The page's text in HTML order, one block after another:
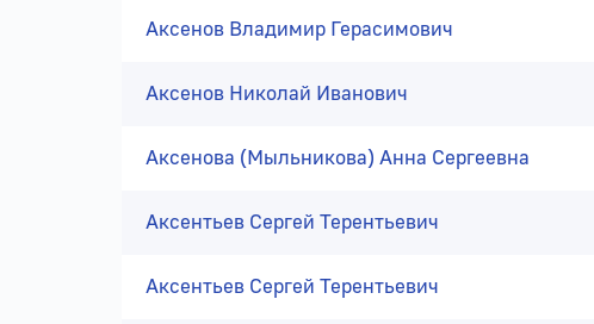
Аксенов Владимир Герасимович
Аксенов Николай Иванович
Аксенова (Мыльникова) Анна Сергеевна
Аксентьев Сергей Терентьевич
Аксентьев Сергей Терентьевич